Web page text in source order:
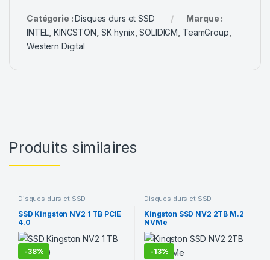
Catégorie :Disques durs et SSD
Marque :
INTEL ,KINGSTON SK hynix ,SOLIDIGM TeamGroup
Western Digital
Produits similaires
Disques durs et SSD
SSD Kingston NV2 1 TB PCIE
4.0
-38%
Disques durs et SSD
Kingston SSD NV2 2TB M.2
NVMe
-13%